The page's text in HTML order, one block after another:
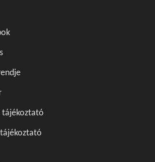
tájékoztató
tájékoztató